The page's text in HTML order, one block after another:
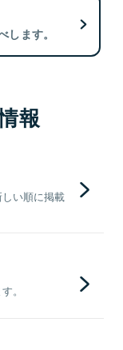
ます。
報
い順に掲載
。